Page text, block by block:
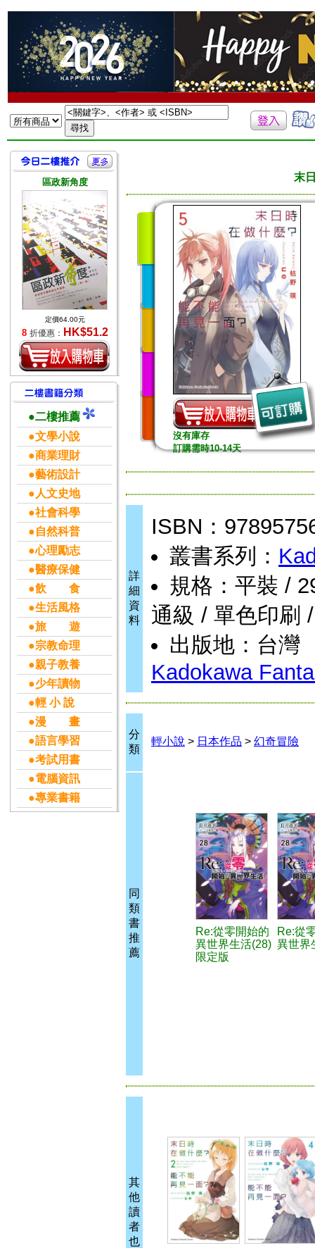
區政新角度
定價64.00元
8 折優惠： HK$51.2
●二樓推薦
●文學小說
●商業理財
●藝術設計
●人文史地
●社會科學
●自然科普
●心理勵志
●醫療保健
●飲 食
●生活風格
●旅 遊
●宗教命理
●親子教養
●少年讀物
●輕 小 說
●漫 畫
●語言學習
●考試用書
●電腦資訊
●專業書籍
末
沒有庫存
訂購需時10-14天
詳
細
資
料
ISBN：
叢書系列：
規格：平裝 /
通級 / 單色印刷
出版地：台灣
Kadokawa
分
類
輕小說 > 日本作品 > 幻奇冒險
同
類
書
推
薦
Re:從零開始的
異世界生活(28)
限定版
Re:從
異世界
其
他
讀
者
也